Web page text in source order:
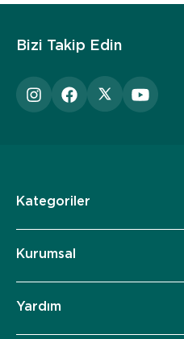
Bizi Takip Edin
Kategoriler
Kurumsal
Yardım